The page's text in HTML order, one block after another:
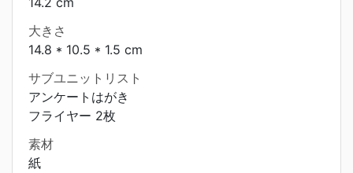
大きさ
14.8 * 10.5 * 1.5 cm
サブユニットリスト
アンケートはがき
フライヤー 2枚
素材
紙